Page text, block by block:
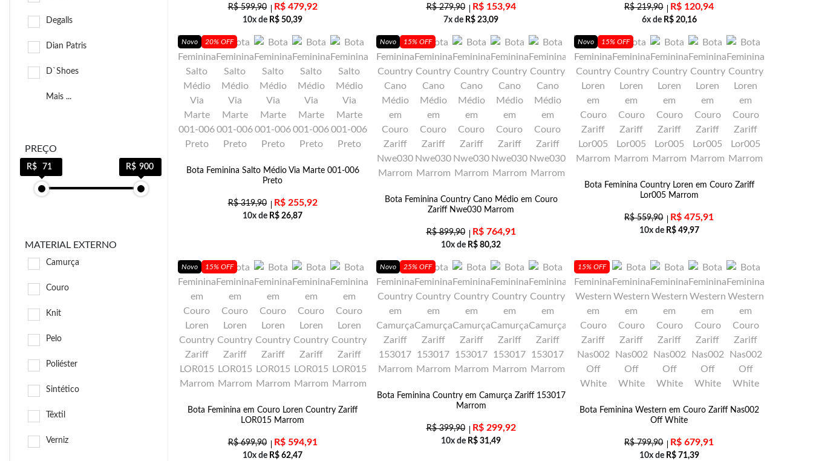
Degalls
Dian Patris
D`Shoes
Mais ...
PREÇO
71 900
MATERIAL EXTERNO
Camurça
Couro
Knit
Pelo
Poliéster
Sintético
Têxtil
Verniz
R$599,90 R$479,92
10x de R$ 50,39
R$279,90 R$153,94
7x de R$ 23,09
R$219,90 R$ 120,94
6x de R$20,16
Novo 20% OFF
Bota Feminina Salto Médio Via Marte 001-006
Preto
R$319,90 R$255,92
10x de R$ 26,87
Novo 15% OFF
Bota Feminina Country Cano Médio em Couro
Zariff Nwe030 Marrom
R$899,90 R$764,91
10x de R$ 80,32
Novo 15% OFF
Bota Feminina Country Loren em Couro Zariff
Lor005 Marrom
R$559,90 R$ 475,91
10x de R$49,97
Novo 15% OFF
Bota Feminina em Couro Loren Country Zariff
LOR015 Marrom
R$699,90 R$594,91
10x de R$ 62,47
Novo 25% OFF
Bota Feminina Country em Camurça Zariff 153017
Marrom
R$399,90 R$299,92
10x de R$ 31,49
15% OFF
Bota Feminina Western em Couro Zariff Nas002
Off White
R$799,90 R$ 679,91
10x de R$71,39